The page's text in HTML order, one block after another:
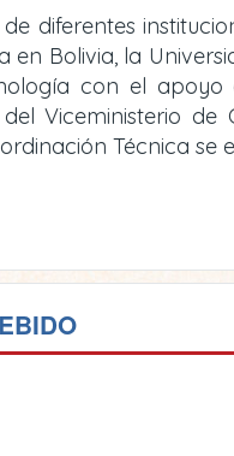
diferentes
Bolivia, la
con el
Viceministerio
Técnica